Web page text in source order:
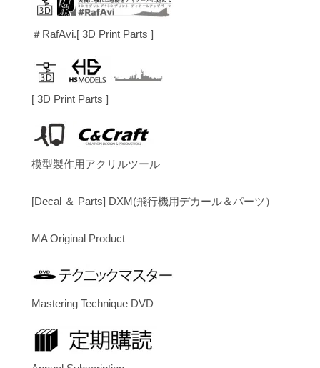
＃RafAvi.[ 3D Print Parts ]
[ 3D Print Parts ]
模型製作用アクリルツール
[Decal ＆ Parts] DXM(飛行機用デカール＆パーツ）
MA Original Product
Mastering Technique DVD